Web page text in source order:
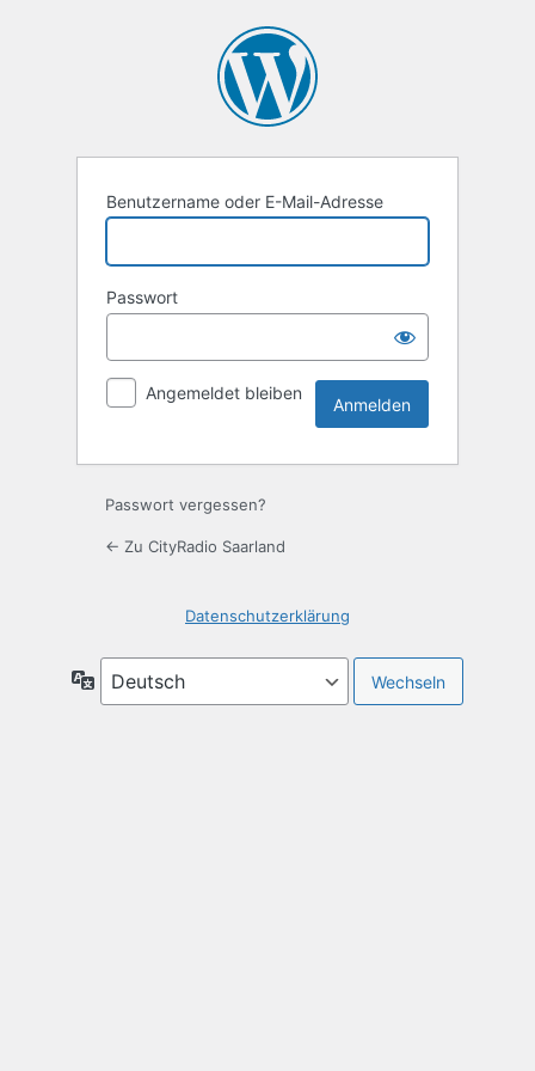
Benutzername oder E-Mail-Adresse
Passwort
Angemeldet bleiben
Passwort vergessen?
← Zu CityRadio Saarland
Datenschutzerklärung
Sprache